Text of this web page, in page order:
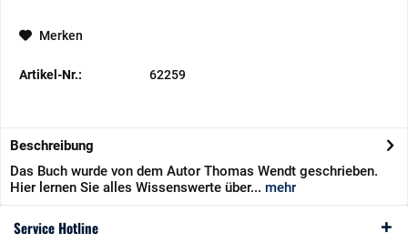
Merken
Artikel-Nr.: 62259
Beschreibung
Das Buch wurde von dem Autor Thomas Wendt geschrieben.
Hier lernen Sie alles Wissenswerte über... mehr
Service Hotline